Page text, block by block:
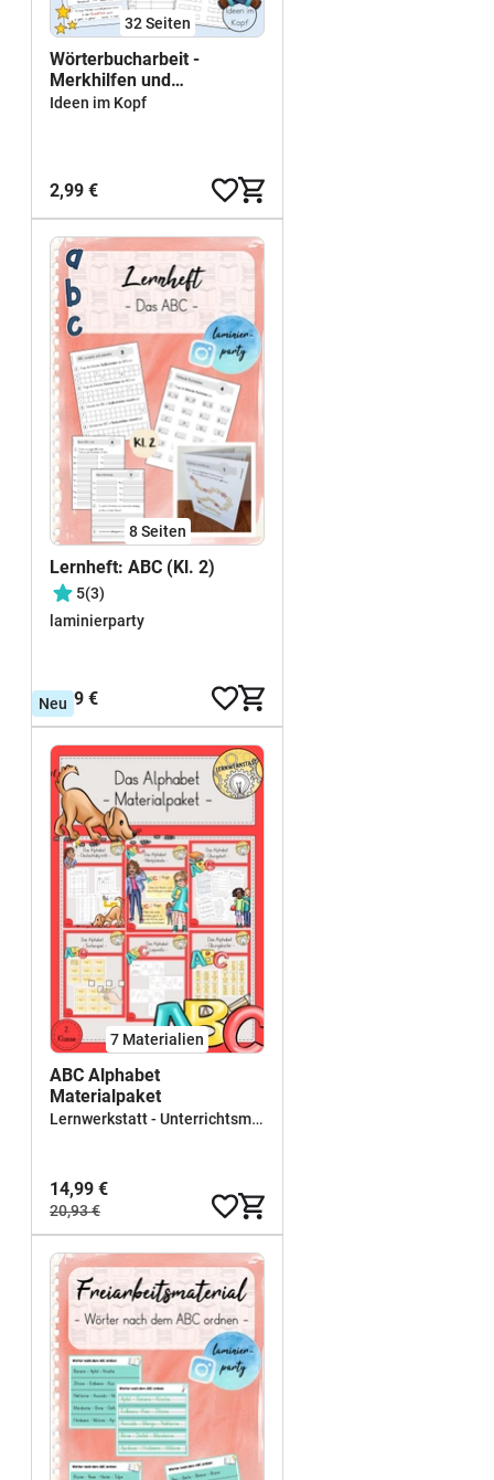
32Seiten
Wörterbucharbeit -
Merkhilfen und
Arbeitsblätter
Ideen im Kopf
2,99 €
8Seiten
Lernheft: ABC (Kl. 2)
5(3)
laminierparty
2,99 €
Neu
7 Materialien
ABC Alphabet
Materialpaket
Lernwerkstatt - Unterrichtsmaterial für Sachunterricht, Mathe, Deutsch, Kunst und Religion
14,99 €
20,93 €